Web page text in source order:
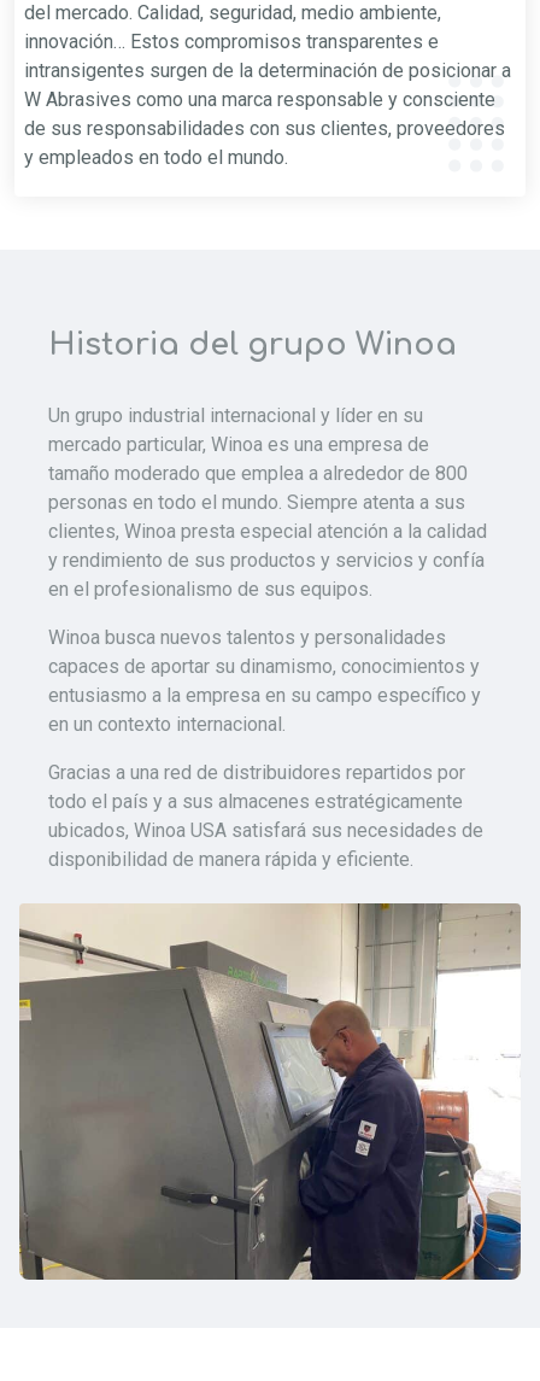
del mercado. Calidad, seguridad, medio ambiente,
innovación… Estos compromisos transparentes e
intransigentes surgen de la determinación de posicionar a
W Abrasives como una marca responsable y consciente
de sus responsabilidades con sus clientes, proveedores
y empleados en todo el mundo.
Historia del grupo Winoa
Un grupo industrial internacional y líder en su
mercado particular, Winoa es una empresa de
tamaño moderado que emplea a alrededor de 800
personas en todo el mundo. Siempre atenta a sus
clientes, Winoa presta especial atención a la calidad
y rendimiento de sus productos y servicios y confía
en el profesionalismo de sus equipos.
Winoa busca nuevos talentos y personalidades
capaces de aportar su dinamismo, conocimientos y
entusiasmo a la empresa en su campo específico y
en un contexto internacional.
Gracias a una red de distribuidores repartidos por
todo el país y a sus almacenes estratégicamente
ubicados, Winoa USA satisfará sus necesidades de
disponibilidad de manera rápida y eficiente.